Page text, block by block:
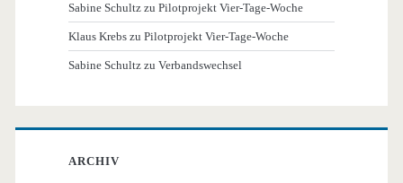
Sabine Schultz zuPilotprojekt Vier-Tage-Woche
Klaus Krebs zuPilotprojekt Vier-Tage-Woche
Sabine Schultz zuVerbandswechsel
ARCHIV